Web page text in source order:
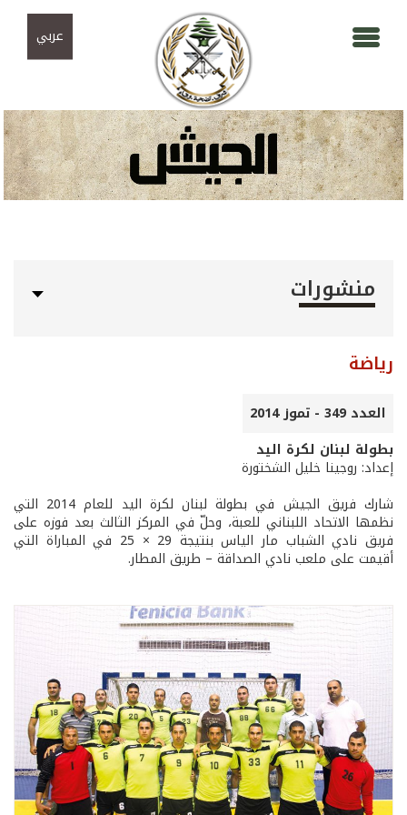
عربي
منشورات
رياضة
العدد 349 - تموز 2014
بطولة لبنان لكرة اليد
إعداد: روجينا خليل الشختورة
شارك فريق الجيش في بطولة لبنان لكرة اليد للعام 2014 التي
نظمها الاتحاد اللبناني للعبة، وحلّ في المركز الثالث بعد فوزه على
فريق نادي الشباب مار الياس بنتيجة 29 × 25 في المباراة التي
أقيمت على ملعب نادي الصداقة – طريق المطار.